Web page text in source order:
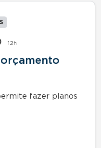
12h
fazer planos